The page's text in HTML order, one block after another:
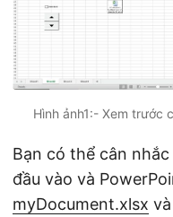
Hình ảnh1:- Xem trước
Bạn có thể cân
đầu vào và
myDocument.xlsx và